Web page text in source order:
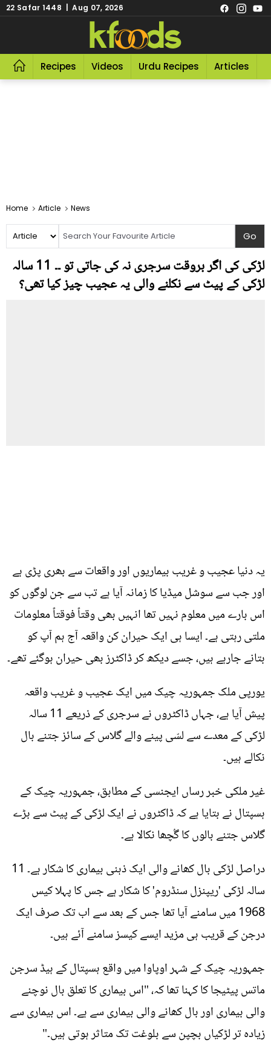
22 Safar 1448 | Aug 07, 2026
Recipes Videos Urdu Recipes Articles
Home Article News
لڑکی کی اگر بروقت سرجری نہ کی جاتی تو ۔۔ 11 سالہ
لڑکی کے پیٹ سے نکلنے والی یہ عجیب چیز کیا تھی؟
یہ دنیا عجیب و غریب بیماریوں اور واقعات سے بھری پڑی ہے
اور جب سے سوشل میڈیا کا زمانہ آیا ہے تب سے جن لوگوں کو
اس بارے میں معلوم نہیں تھا انہیں بھی وقتاً فوقتاً معلومات
ملتی رہتی ہے۔ ایسا ہی ایک حیران کن واقعہ آج ہم آپ کو
بتانے جارہے ہیں، جسے دیکھ کر ڈاکٹرز بھی حیران ہوگئے تھے۔
یورپی ملک جمہوریہ چیک میں ایک عجیب و غریب واقعہ
پیش آیا ہے، جہاں ڈاکٹروں نے سرجری کے ذریعے 11 سالہ
لڑکی کے معدے سے لسّی پینے والے گلاس کے سائز جتنے بال
نکالے ہیں۔
غیر ملکی خبر رساں ایجنسی کے مطابق، جمہوریہ چیک کے
ہسپتال نے بتایا ہے کہ ڈاکٹروں نے ایک لڑکی کے پیٹ سے بڑے
گلاس جتنے بالوں کا گُچھا نکالا ہے۔
دراصل لڑکی بال کھانے والی ایک ذہنی بیماری کا شکار ہے۔ 11
سالہ لڑکی 'ریپنزل سنڈروم' کا شکار ہے جس کا پہلا کیس
1968 میں سامنے آیا تھا جس کے بعد سے اب تک صرف ایک
درجن کے قریب ہی مزید ایسے کیسز سامنے آئے ہیں۔
جمہوریہ چیک کے شہر اوپاوا میں واقع ہسپتال کے ہیڈ سرجن
ماتس پیٹیجا کا کہنا تھا کہ، "اس بیماری کا تعلق بال نوچنے
والی بیماری اور بال کھانے والی بیماری سے ہے۔ اس بیماری سے
زیادہ تر لڑکیاں بچپن سے بلوغت تک متاثر ہوتی ہیں۔"